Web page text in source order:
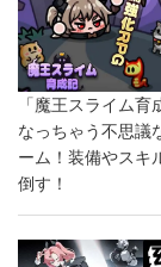
「魔王スライム
なっちゃう不思議
ーム！装備やスキ
倒す！